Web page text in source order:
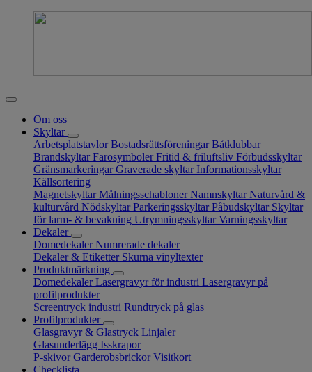
Om oss
Skyltar
Arbetsplatstavlor Bostadsrättsföreningar Båtklubbar
Brandskyltar Farosymboler Fritid & friluftsliv Förbudsskyltar
Gränsmarkeringar Graverade skyltar Informationsskyltar
Källsortering
Magnetskyltar Målningsschabloner Namnskyltar Naturvård &
kulturvård Nödskyltar Parkeringsskyltar Påbudskyltar Skyltar
för larm- & bevakning Utrymningsskyltar Varningsskyltar
Dekaler
Domedekaler Numrerade dekaler
Dekaler & Etiketter Skurna vinyltexter
Produktmärkning
Domedekaler Lasergravyr för industri Lasergravyr på
profilprodukter
Screentryck industri Rundtryck på glas
Profilprodukter
Glasgravyr & Glastryck Linjaler
Glasunderlägg Isskrapor
P-skivor Garderobsbrickor Visitkort
Checklista